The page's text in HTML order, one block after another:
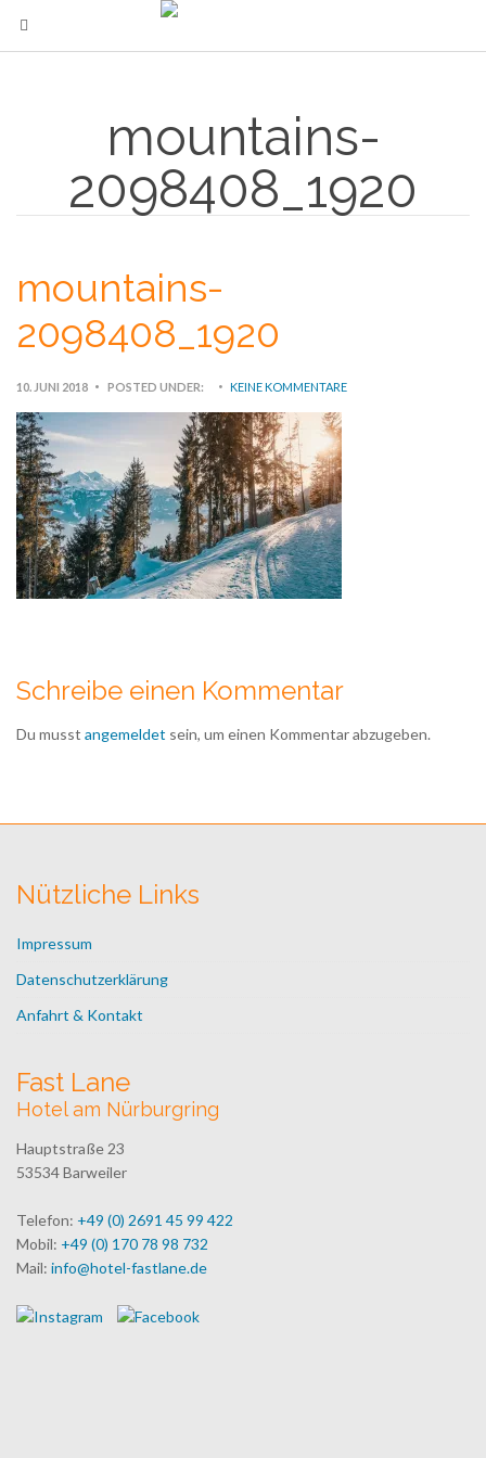
mountains-
2098408_1920
mountains-
2098408_1920
10. JUNI 2018 POSTED UNDER: KEINE KOMMENTARE
Schreibe einen Kommentar
Du musst angemeldet sein, um einen Kommentar abzugeben.
Nützliche Links
Impressum
Datenschutzerklärung
Anfahrt & Kontakt
Fast Lane
Hotel am Nürburgring
Hauptstraße 23
53534 Barweiler
Telefon: +49 (0) 2691 45 99 422
Mobil: +49 (0) 170 78 98 732
Mail: info@hotel-fastlane.de